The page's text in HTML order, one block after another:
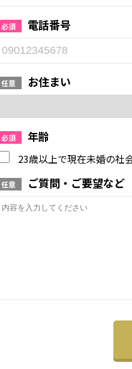
必須 電話番号
任意 お住まい
必須 年齢
23歳以上で現在未婚の社
任意 ご質問・ご要望など